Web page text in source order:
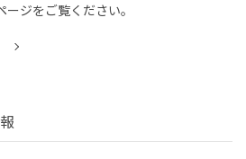
ジをご覧ください。